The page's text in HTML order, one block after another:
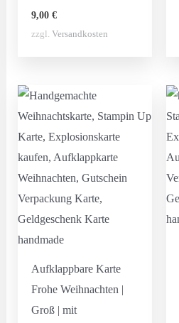
9,00 €
zzgl. Versandkosten
Aufklappbare Karte
Frohe Weihnachten |
Groß | mit